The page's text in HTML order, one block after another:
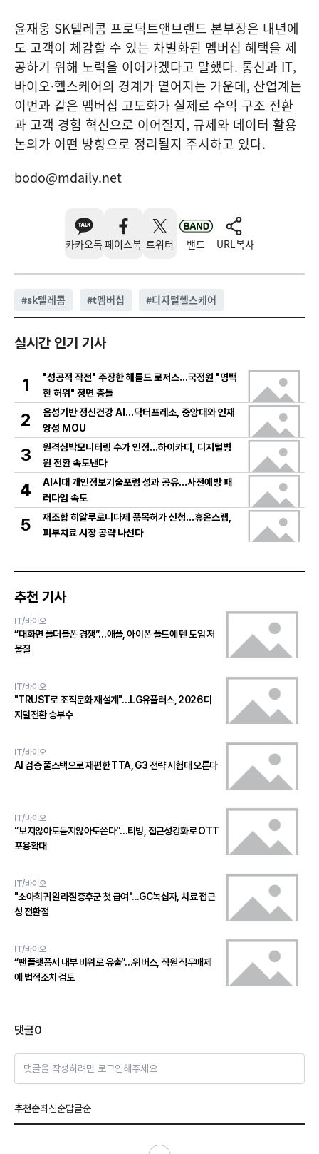
윤재웅 SK텔레콤 프로덕트앤브랜드 본부장은 내년에
도 고객이 체감할 수 있는 차별화된 멤버십 혜택을 제
공하기 위해 노력을 이어가겠다고 말했다. 통신과 IT,
바이오·헬스케어의 경계가 옅어지는 가운데, 산업계는
이번과 같은 멤버십 고도화가 실제로 수익 구조 전환
과 고객 경험 혁신으로 이어질지, 규제와 데이터 활용
논의가 어떤 방향으로 정리될지 주시하고 있다.
bodo@mdaily.net
카카오톡 페이스북 트위터 밴드 URL복사
#sk텔레콤 #t멤버십 #디지털헬스케어
실시간 인기 기사
1
"성공적 작전" 주장한 해롤드 로저스…국정원 "명백
한 허위" 정면 충돌
2
음성기반 정신건강 AI…닥터프레소, 중앙대와 인재
양성 MOU
3
원격심박모니터링 수가 인정…하이카디, 디지털병
원 전환 속도낸다
4
AI시대 개인정보기술포럼 성과 공유…사전예방 패
러다임 속도
5
재조합 히알루로니다제 품목허가 신청…휴온스랩,
피부치료 시장 공략 나선다
추천 기사
IT/바이오
“대화면 폴더블폰 경쟁”…애플, 아이폰 폴드에 펜 도입 저
울질
IT/바이오
"TRUST로 조직문화 재설계"…LG유플러스, 2026 디
지털전환 승부수
IT/바이오
AI 검증 풀스택으로 재편한 TTA, G3 전략 시험대 오른다
IT/바이오
“보지않아도듣지않아도쓴다”…티빙, 접근성강화로 OTT
포용확대
IT/바이오
"소아희귀 알라질증후군 첫 급여"...GC녹십자, 치료 접근
성 전환점
IT/바이오
“팬플랫폼서 내부 비위로 유출”…위버스, 직원 직무배제
에 법적조치 검토
댓글0
댓글을 작성하려면 로그인해주세요
추천순최신순답글순